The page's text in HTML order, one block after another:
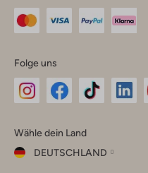
Folge uns
Instagram
Facebook
TikTok
Wähle dein Land
DEUTSCHLAND